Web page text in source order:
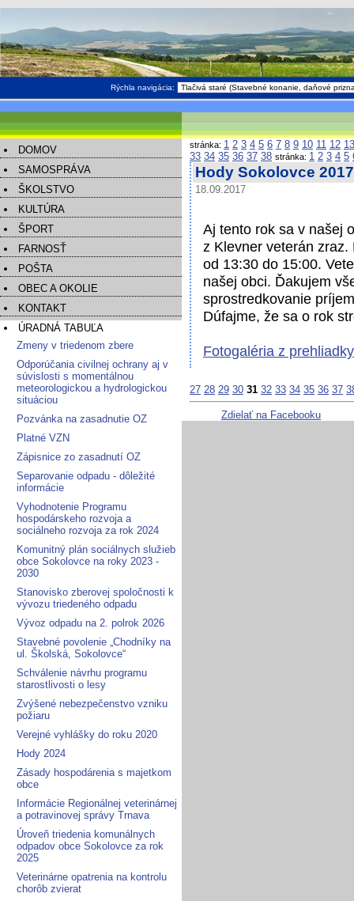
Rýchla navigácia:
DOMOV
SAMOSPRÁVA
ŠKOLSTVO
KULTÚRA
ŠPORT
FARNOSŤ
POŠTA
OBEC A OKOLIE
KONTAKT
ÚRADNÁ TABUĽA
Zmeny v triedenom zbere
Odporúčania civilnej ochrany aj v
súvislosti s momentálnou
meteorologickou a hydrologickou
situáciou
Pozvánka na zasadnutie OZ
Platné VZN
Zápisnice zo zasadnutí OZ
Separovanie odpadu - dôležité
informácie
Vyhodnotenie Programu
hospodárskeho rozvoja a
sociálneho rozvoja za rok 2024
Komunitný plán sociálnych služieb
obce Sokolovce na roky 2023 -
2030
Stanovisko zberovej spoločnosti k
vývozu triedeného odpadu
Vývoz odpadu na 2. polrok 2026
Stavebné povolenie „Chodníky na
ul. Školská, Sokolovce“
Schválenie návrhu programu
starostlivosti o lesy
Zvýšené nebezpečenstvo vzniku
požiaru
Verejné vyhlášky do roku 2020
Hody 2024
Zásady hospodárenia s majetkom
obce
Informácie Regionálnej veterinárnej
a potravinovej správy Trnava
Úroveň triedenia komunálnych
odpadov obce Sokolovce za rok
2025
Veterinárne opatrenia na kontrolu
chorôb zvierat
stránka: 1 2 3 4 5 6 7 8 9 10 11 12 13
33 34 35 36 37 38
Hody Sokolovce 2017
18.09.2017
Aj tento rok sa v našej
z Klevner veterán
od 13:30 do 15:00.
našej obci. Ďakujem
sprostredkovanie
Dúfajme, že sa o rok
Fotogaléria z
stránka: 1 2 3 4 5
27 28 29 30 31 32 33 34 35 36 37
Zdielať na Facebooku